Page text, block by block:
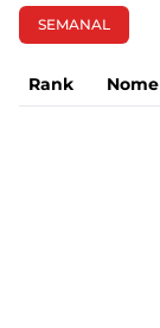
SEMANAL
Rank Nome